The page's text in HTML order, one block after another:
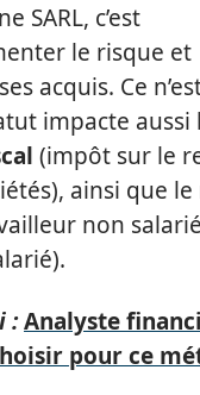
SARL, c’est
le risque et
acquis. Ce
impacte aussi
(impôt sur le
ainsi que le
non
:Analyste
pour ce